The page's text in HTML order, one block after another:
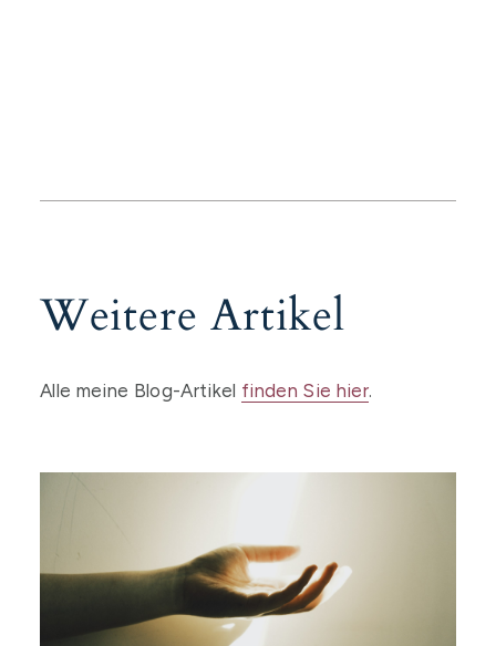
Weitere Artikel
Alle meine Blog-Artikel finden Sie hier.